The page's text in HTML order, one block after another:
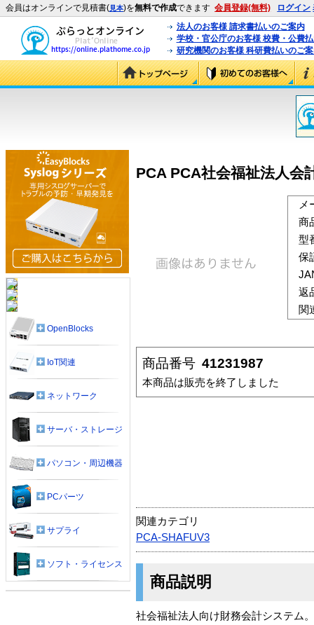
会員はオンラインで見積書(見本)を無料で作成できます 会員登録(無料) ログイン
法人のお客様 請求書払いのご案内
学校・官公庁のお客様 校費・公費
研究機関のお客様 科研費払いのご
PCA PCA社会福祉法人会
メ
商
型
保
返
関
商品番号 41231987
本商品は販売を終了しました
関連カテゴリ
PCA-SHAFUV3
商品説明
社会福祉法人向け財務会計システム
OpenBlocks
IoT関連
ネットワーク
サーバ・ストレージ
パソコン・周辺機器
PCパーツ
サプライ
ソフト・ライセンス